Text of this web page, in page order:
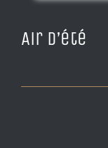
Air d’été